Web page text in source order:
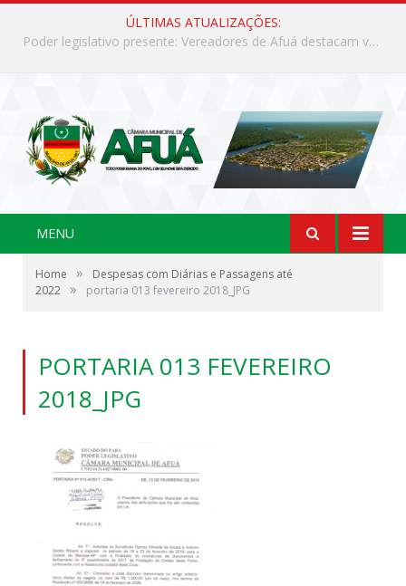
ÚLTIMAS ATUALIZAÇÕES:
Poder legislativo presente: Vereadores de Afuá destacam valorização cultural e desenvolvimento no 42º Festival do Camarão
MENU
Home »
Despesas com Diárias e Passagens até
2022 » portaria 013 fevereiro 2018_JPG
PORTARIA 013 FEVEREIRO
2018_JPG